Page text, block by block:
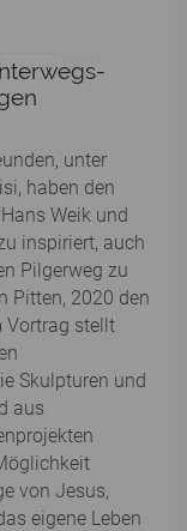
unter
haben den
Weik und
inspiriert, auch
Pilgerweg zu
Pitten, 2020 den
Vortrag stellt
Skulpturen und
aus
von Jesus,
eigene Leben